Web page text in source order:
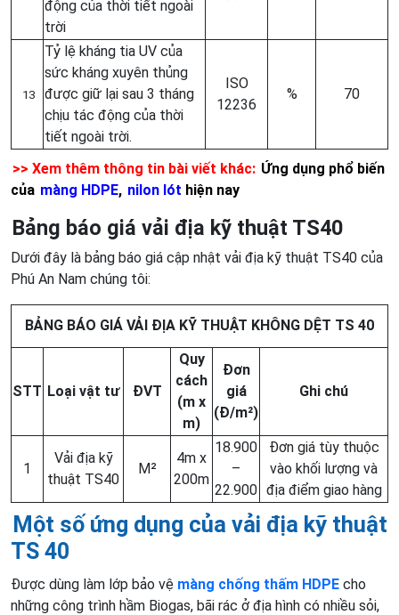
động của thời tiết ngoài
trời
13
Tỷ lệ kháng tia UV của
sức kháng xuyên thủng
được giữ lại sau 3 tháng
chịu tác động của thời
tiết ngoài trời.
ISO
12236
% 70
>> Xem thêm thông tin bài viết khác: Ứng dụng phổ biến
của màng HDPE, nilon lót hiện nay
Bảng báo giá vải địa kỹ thuật TS40
Dưới đây là bảng báo giá cập nhật vải địa kỹ thuật TS40 của
Phú An Nam chúng tôi:
BẢNG BÁO GIÁ VẢI ĐỊA KỸ THUẬT KHÔNG DỆT TS 40
STT Loại vật tư ĐVT
Quy
cách
(m x
m)
Đơn
giá
(Đ/m²)
Ghi chú
1
Vải địa kỹ
thuật TS40
M²
4m x
200m
18.900
–
22.900
Đơn giá tùy thuộc
vào khối lượng và
địa điểm giao hàng
Một số ứng dụng của vải địa kỹ thuật
TS 40
Được dùng làm lớp bảo vệ màng chống thấm HDPE cho
những công trình hầm Biogas, bãi rác ở địa hình có nhiều sỏi,